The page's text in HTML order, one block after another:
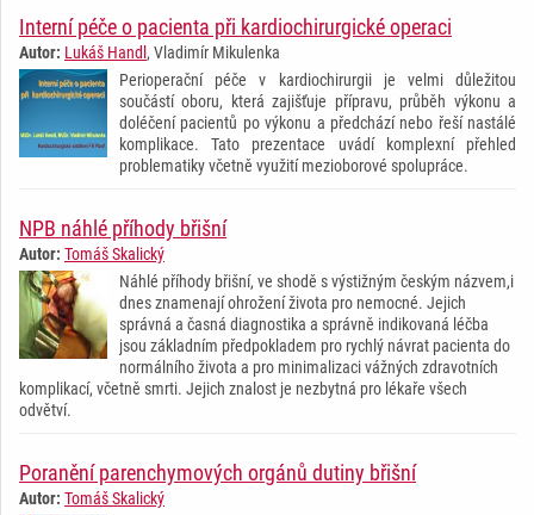
Interní péče o pacienta při kardiochirurgické operaci
Autor: Lukáš Handl , Vladimír Mikulenka
Perioperační péče v kardiochirurgii je velmi důležitou
součástí oboru, která zajišťuje přípravu, průběh výkonu a
doléčení pacientů po výkonu a předchází nebo řeší nastálé
komplikace. Tato prezentace uvádí komplexní přehled
problematiky včetně využití mezioborové spolupráce.
NPB náhlé příhody břišní
Autor: Tomáš Skalický
Náhlé příhody břišní, ve shodě s výstižným českým názvem,i
dnes znamenají ohrožení života pro nemocné. Jejich
správná a časná diagnostika a správně indikovaná léčba
jsou základním předpokladem pro rychlý návrat pacienta do
normálního života a pro minimalizaci vážných zdravotních
komplikací, včetně smrti. Jejich znalost je nezbytná pro lékaře všech
odvětví.
Poranění parenchymových orgánů dutiny břišní
Autor: Tomáš Skalický